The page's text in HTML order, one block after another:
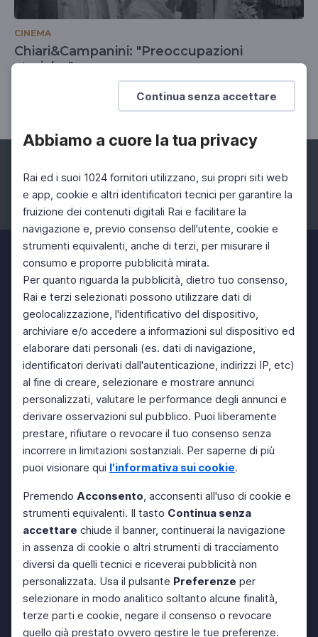
Continua senza accettare
Abbiamo a cuore la tua privacy
Rai ed i suoi 1024 fornitori utilizzano, sui propri siti web
e app, cookie e altri identificatori tecnici per garantire la
fruizione dei contenuti digitali Rai e facilitare la
navigazione e, previo consenso dell'utente, cookie e
strumenti equivalenti, anche di terzi, per misurare il
consumo e proporre pubblicità mirata.
Per quanto riguarda la pubblicità, dietro tuo consenso,
Rai e terzi selezionati possono utilizzare dati di
geolocalizzazione, l'identificativo del dispositivo,
archiviare e/o accedere a informazioni sul dispositivo ed
elaborare dati personali (es. dati di navigazione,
identificatori derivati dall'autenticazione, indirizzi IP, etc)
al fine di creare, selezionare e mostrare annunci
personalizzati, valutare le performance degli annunci e
derivare osservazioni sul pubblico. Puoi liberamente
prestare, rifiutare o revocare il tuo consenso senza
incorrere in limitazioni sostanziali. Per saperne di più
puoi visionare qui l'informativa sui cookie.
Premendo Acconsento, acconsenti all'uso di cookie e
strumenti equivalenti. Il tasto Continua senza
accettare chiude il banner, continuerai la navigazione
in assenza di cookie o altri strumenti di tracciamento
diversi da quelli tecnici e riceverai pubblicità non
personalizzata. Usa il pulsante Preferenze per
selezionare in modo analitico soltanto alcune finalità,
terze parti e cookie, negare il consenso o revocare
quello già prestato ovvero gestire le tue preferenze.
CINEMA
Chiari&Campanini: "Preoccupazioni
storiche"
Dal programma "Lei non si preoccupi", 1967
Facebook Instagram Twitter